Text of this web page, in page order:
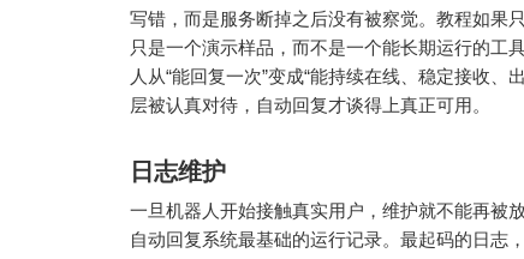
写错，而是服务断掉之后没有被察觉。教程如果
只是一个演示样品，而不是一个能长期运行的工
人从“能回复一次”变成“能持续在线、稳定接收
层被认真对待，自动回复才谈得上真正可用。
日志维护
一旦机器人开始接触真实用户，维护就不能再被
自动回复系统最基础的运行记录。最起码的日志